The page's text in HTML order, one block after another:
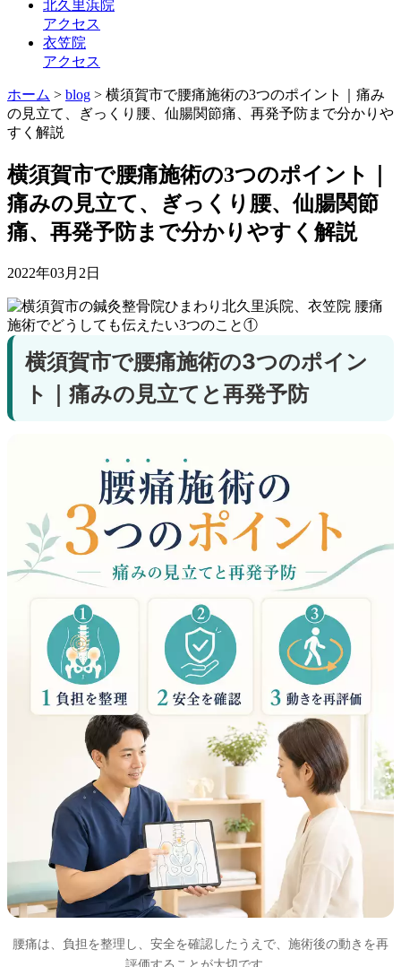
北久里浜院
アクセス
衣笠院
アクセス
ホーム > blog > 横須賀市で腰痛施術の3つのポイント｜痛み
の見立て、ぎっくり腰、仙腸関節痛、再発予防まで分かりや
すく解説
横須賀市で腰痛施術の3つのポイント｜
痛みの見立て、ぎっくり腰、仙腸関節
痛、再発予防まで分かりやすく解説
2022年03月2日
横須賀市で腰痛施術の3つのポイン
ト｜痛みの見立てと再発予防
腰痛は、負担を整理し、安全を確認したうえで、施術後の動きを再
評価することが大切です。